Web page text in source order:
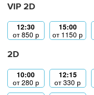
VIP 2D
12:30
от850 р
15:00
от 1150 р
2D
10:00
от280 р
12:15
от330 р